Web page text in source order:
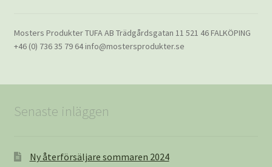
Mosters Produkter TUFA AB Trädgårdsgatan 11 521 46 FALKÖPING
+46 (0) 736 35 79 64 info@mostersprodukter.se
Senaste inläggen
Ny återförsäljare sommaren 2024